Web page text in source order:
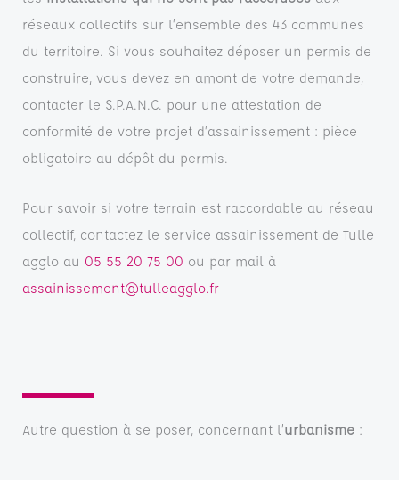
réseaux collectifs sur l’ensemble des 43 communes
du territoire. Si vous souhaitez déposer un permis de
construire, vous devez en amont de votre demande,
contacter le S.P.A.N.C. pour une attestation de
conformité de votre projet d’assainissement : pièce
obligatoire au dépôt du permis.
Pour savoir si votre terrain est raccordable au réseau
collectif, contactez le service assainissement de Tulle
agglo au 05 55 20 75 00 ou par mail à
assainissement@tulleagglo.fr
Autre question à se poser, concernant l’urbanisme :